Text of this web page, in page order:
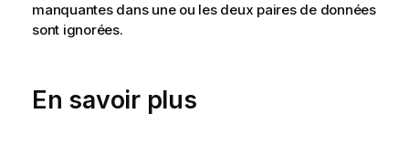
manquantes dans une ou les deux paires de données
sont ignorées.
En savoir plus